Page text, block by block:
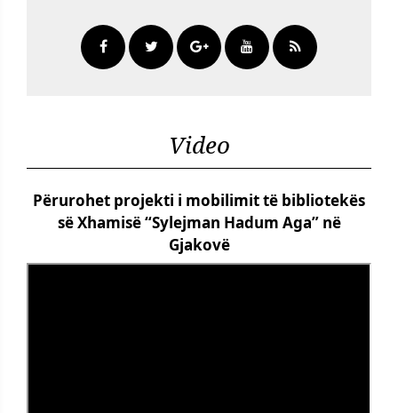
Video
Përurohet projekti i mobilimit të bibliotekës
së Xhamisë “Sylejman Hadum Aga” në
Gjakovë